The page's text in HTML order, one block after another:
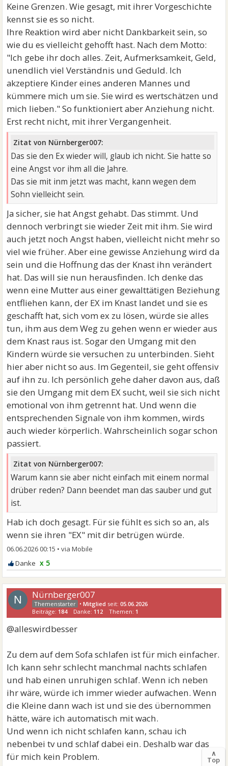
Keine Grenzen. Wie gesagt, mit ihrer Vorgeschichte
kennst sie es so nicht.
Ihre Reaktion wird aber nicht Dankbarkeit sein, so
wie du es vielleicht gehofft hast. Nach dem Motto:
"Ich gebe ihr doch alles. Zeit, Aufmerksamkeit, Geld,
unendlich viel Verständnis und Geduld. Ich
akzeptiere Kinder eines anderen Mannes und
kümmere mich um sie. Sie wird es wertschätzen und
mich lieben." So funktioniert aber Anziehung nicht.
Erst recht nicht, mit ihrer Vergangenheit.
Zitat von Nürnberger007:
Das sie den Ex wieder will, glaub ich nicht. Sie hatte so
eine Angst vor ihm all die Jahre.
Das sie mit inm jetzt was macht, kann wegen dem
Sohn vielleicht sein.
Ja sicher, sie hat Angst gehabt. Das stimmt. Und
dennoch verbringt sie wieder Zeit mit ihm. Sie wird
auch jetzt noch Angst haben, vielleicht nicht mehr so
viel wie früher. Aber eine gewisse Anziehung wird da
sein und die Hoffnung das der Knast ihn verändert
hat. Das will sie nun herausfinden. Ich denke das
wenn eine Mutter aus einer gewalttätigen Beziehung
entfliehen kann, der EX im Knast landet und sie es
geschafft hat, sich vom ex zu lösen, würde sie alles
tun, ihm aus dem Weg zu gehen wenn er wieder aus
dem Knast raus ist. Sogar den Umgang mit den
Kindern würde sie versuchen zu unterbinden. Sieht
hier aber nicht so aus. Im Gegenteil, sie geht offensiv
auf ihn zu. Ich persönlich gehe daher davon aus, daß
sie den Umgang mit dem EX sucht, weil sie sich nicht
emotional von ihm getrennt hat. Und wenn die
entsprechenden Signale von ihm kommen, wirds
auch wieder körperlich. Wahrscheinlich sogar schon
passiert.
Zitat von Nürnberger007:
Warum kann sie aber nicht einfach mit einem normal
drüber reden? Dann beendet man das sauber und gut
ist.
Hab ich doch gesagt. Für sie fühlt es sich so an, als
wenn sie ihren "EX" mit dir betrügen würde.
06.06.2026 00:15 •
x 5
N Nürnberger007
•Mitglied seit:05.06.2026
Beiträge: 184 Danke: 112 Themen: 1
@alleswirdbesser
Zu dem auf dem Sofa schlafen ist für mich einfacher.
Ich kann sehr schlecht manchmal nachts schlafen
und hab einen unruhigen schlaf. Wenn ich neben
ihr wäre, würde ich immer wieder aufwachen. Wenn
die Kleine dann wach ist und sie des übernommen
hätte, wäre ich automatisch mit wach.
Und wenn ich nicht schlafen kann, schau ich
nebenbei tv und schlaf dabei ein. Deshalb war das
für mich kein Problem.
∧
Top